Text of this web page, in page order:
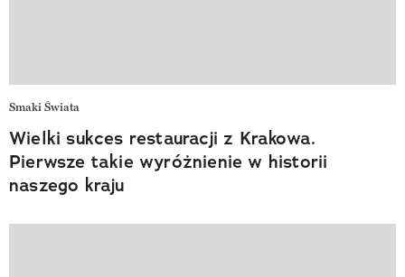
Smaki Świata
Wielki sukces restauracji z Krakowa.
Pierwsze takie wyróżnienie w historii
naszego kraju